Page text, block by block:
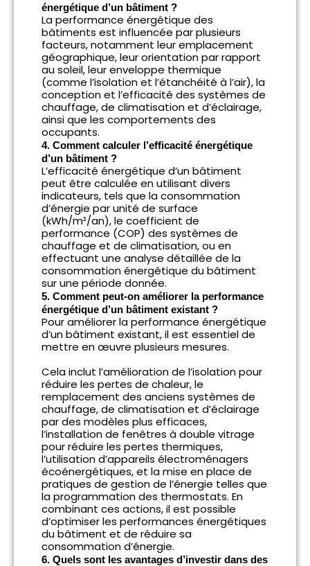
énergétique d’un bâtiment ?
La performance énergétique des
bâtiments est influencée par plusieurs
facteurs, notamment leur emplacement
géographique, leur orientation par rapport
au soleil, leur enveloppe thermique
(comme l’isolation et l’étanchéité à l’air), la
conception et l’efficacité des systèmes de
chauffage, de climatisation et d’éclairage,
ainsi que les comportements des
occupants.
4. Comment calculer l’efficacité énergétique
d’un bâtiment ?
L’efficacité énergétique d’un bâtiment
peut être calculée en utilisant divers
indicateurs, tels que la consommation
d’énergie par unité de surface
(kWh/m²/an), le coefficient de
performance (COP) des systèmes de
chauffage et de climatisation, ou en
effectuant une analyse détaillée de la
consommation énergétique du bâtiment
sur une période donnée.
5. Comment peut-on améliorer la performance
énergétique d’un bâtiment existant ?
Pour améliorer la performance énergétique
d’un bâtiment existant, il est essentiel de
mettre en œuvre plusieurs mesures.
Cela inclut l’amélioration de l’isolation pour
réduire les pertes de chaleur, le
remplacement des anciens systèmes de
chauffage, de climatisation et d’éclairage
par des modèles plus efficaces,
l’installation de fenêtres à double vitrage
pour réduire les pertes thermiques,
l’utilisation d’appareils électroménagers
écoénergétiques, et la mise en place de
pratiques de gestion de l’énergie telles que
la programmation des thermostats. En
combinant ces actions, il est possible
d’optimiser les performances énergétiques
du bâtiment et de réduire sa
consommation d’énergie.
6. Quels sont les avantages d’investir dans des